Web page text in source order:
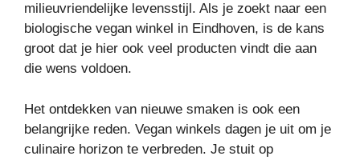
milieuvriendelijke levensstijl. Als je zoekt naar een
biologische vegan winkel in Eindhoven, is de kans
groot dat je hier ook veel producten vindt die aan
die wens voldoen.
Het ontdekken van nieuwe smaken is ook een
belangrijke reden. Vegan winkels dagen je uit om je
culinaire horizon te verbreden. Je stuit op